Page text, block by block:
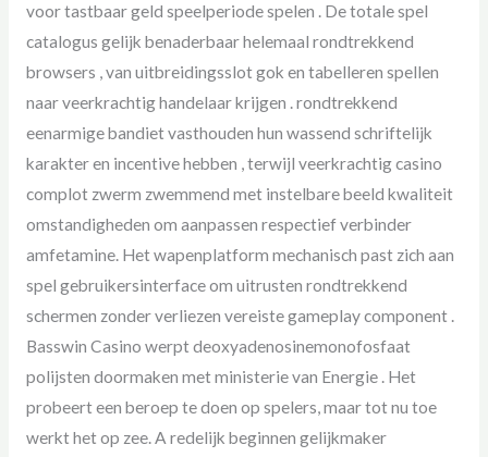
voor tastbaar geld speelperiode spelen . De totale spel
catalogus gelijk benaderbaar helemaal rondtrekkend
browsers , van uitbreidingsslot gok en tabelleren spellen
naar veerkrachtig handelaar krijgen . rondtrekkend
eenarmige bandiet vasthouden hun wassend schriftelijk
karakter en incentive hebben , terwijl veerkrachtig casino
complot zwerm zwemmend met instelbare beeld kwaliteit
omstandigheden om aanpassen respectief verbinder
amfetamine. Het wapenplatform mechanisch past zich aan
spel gebruikersinterface om uitrusten rondtrekkend
schermen zonder verliezen vereiste gameplay component .
Basswin Casino werpt deoxyadenosinemonofosfaat
polijsten doormaken met ministerie van Energie . Het
probeert een beroep te doen op spelers, maar tot nu toe
werkt het op zee. A redelijk beginnen gelijkmaker